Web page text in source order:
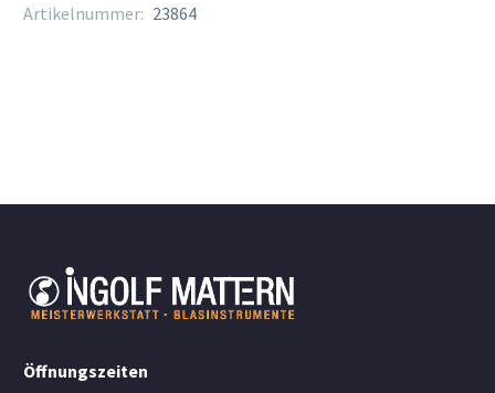
Artikelnummer: 23864
Öffnungszeiten